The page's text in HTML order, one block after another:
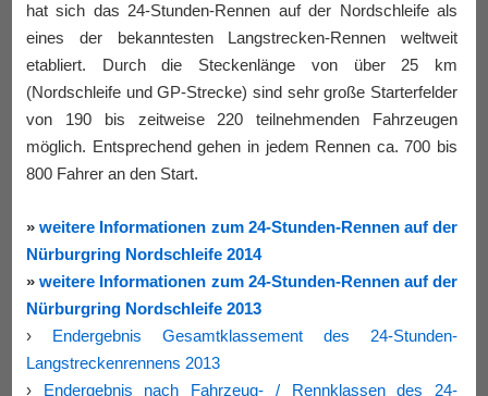
hat sich das 24-Stunden-Rennen auf der Nordschleife als
eines der bekanntesten Langstrecken-Rennen weltweit
etabliert. Durch die Steckenlänge von über 25 km
(Nordschleife und GP-Strecke) sind sehr große Starterfelder
von 190 bis zeitweise 220 teilnehmenden Fahrzeugen
möglich. Entsprechend gehen in jedem Rennen ca. 700 bis
800 Fahrer an den Start.
»weitere Informationen zum 24-Stunden-Rennen auf der
Nürburgring Nordschleife 2014
»weitere Informationen zum 24-Stunden-Rennen auf der
Nürburgring Nordschleife 2013
› Endergebnis Gesamtklassement des 24-Stunden-
Langstreckenrennens 2013
› Endergebnis nach Fahrzeug- / Rennklassen des 24-